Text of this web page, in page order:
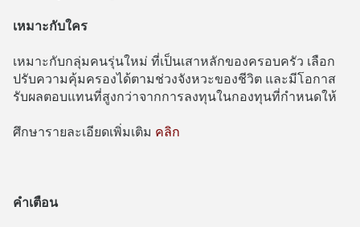
เหมาะกับใคร
เหมาะกับกลุ่มคนรุ่นใหม่ ที่เป็นเสาหลักของครอบครัว เลือก
ปรับความคุ้มครองได้ตามช่วงจังหวะของชีวิต และมีโอกาส
รับผลตอบแทนที่สูงกว่าจากการลงทุนในกองทุนที่กำหนดให้
ศึกษารายละเอียดเพิ่มเติม คลิก
คำเตือน